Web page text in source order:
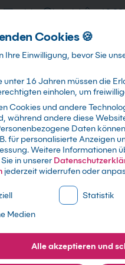
training@kebel.de +49
Suchen
Info & Services
Cookies 🍪
Ihre Einwilligung, bevor Sie
unter 16 Jahren müssen die
einholen, um
Cookies und andere
während andere diese
Daten
für personalisierte Anzeigen
Weitere Informationen
in unserer
jederzeit widerrufen oder
Liste der Service-Statistik
Medien
Alle akzeptieren und